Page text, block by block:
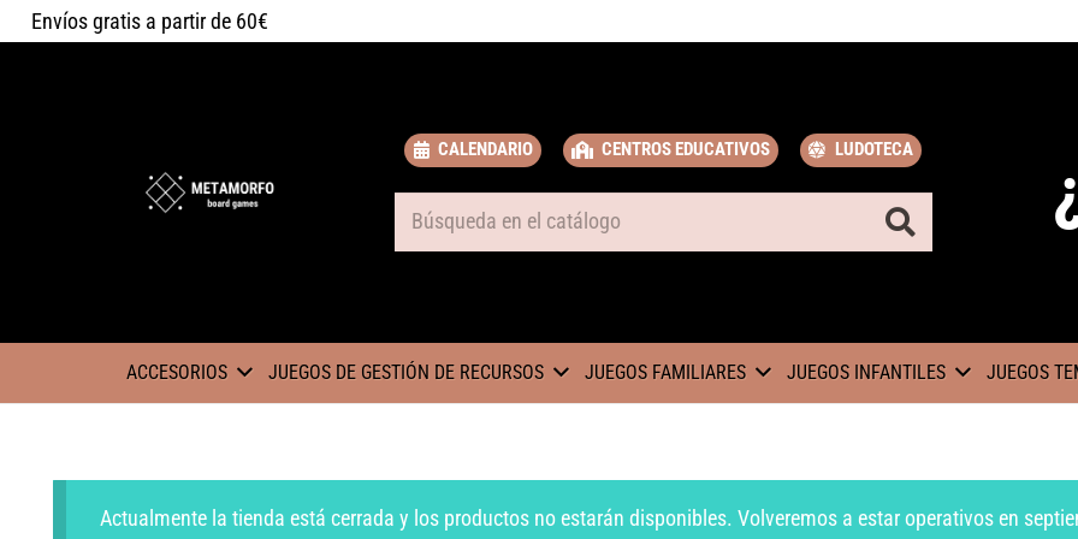
Envíos gratis a partir de 60€
CALENDARIO CENTROS EDUCATIVOS LUDOTECA
ACCESORIOS JUEGOS DE GESTIÓN DE RECURSOS JUEGOS FAMILIARES JUEGOS INFANTILES JUEGOS
Actualmente la tienda está cerrada y los productos no estarán disponibles. Volveremos a estar operativos en